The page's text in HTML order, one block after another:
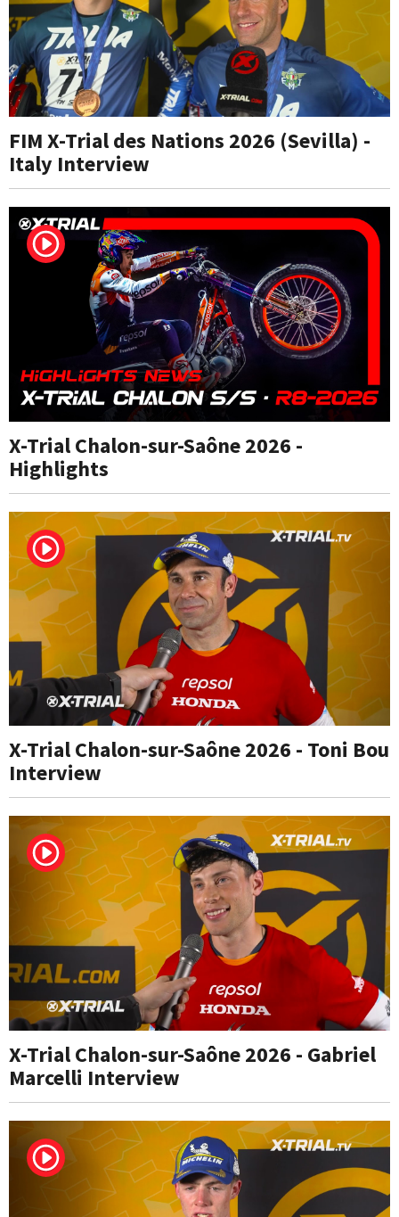
FIM X-Trial des Nations 2026 (Sevilla) -
Italy Interview
X-Trial Chalon-sur-Saône 2026 -
Highlights
X-Trial Chalon-sur-Saône 2026 - Toni Bou
Interview
X-Trial Chalon-sur-Saône 2026 - Gabriel
Marcelli Interview